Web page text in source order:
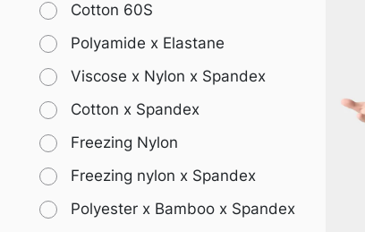
Cotton 60S
Polyamide x Elastane
Viscose x Nylon x Spandex
Cotton x Spandex
Freezing Nylon
Freezing nylon x Spandex
Polyester x Bamboo x Spandex